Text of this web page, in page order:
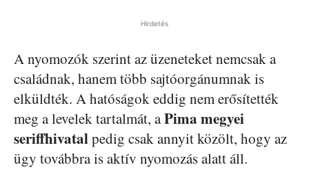
Hirdetés
A nyomozók szerint az üzeneteket nemcsak a
családnak, hanem több sajtóorgánumnak is
elküldték. A hatóságok eddig nem erősítették
meg a levelek tartalmát, aPima megyei
seriffhivatalpedig csak annyit közölt, hogy az
ügy továbbra is aktív nyomozás alatt áll.